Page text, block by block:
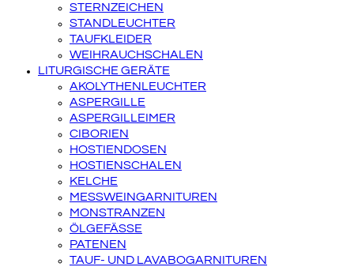
STERNZEICHEN
STANDLEUCHTER
TAUFKLEIDER
WEIHRAUCHSCHALEN
LITURGISCHE GERÄTE
AKOLYTHENLEUCHTER
ASPERGILLE
ASPERGILLEIMER
CIBORIEN
HOSTIENDOSEN
HOSTIENSCHALEN
KELCHE
MESSWEINGARNITUREN
MONSTRANZEN
ÖLGEFÄSSE
PATENEN
TAUF- UND LAVABOGARNITUREN